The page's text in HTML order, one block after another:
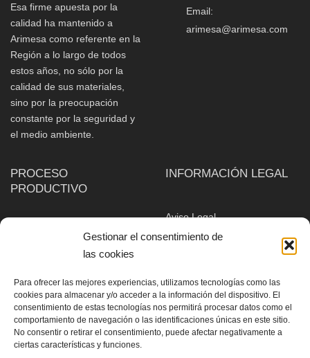
Gestionar el consentimiento de
las cookies
Para ofrecer las mejores experiencias, utilizamos tecnologías como las
cookies para almacenar y/o acceder a la información del dispositivo. El
consentimiento de estas tecnologías nos permitirá procesar datos como el
comportamiento de navegación o las identificaciones únicas en este sitio.
No consentir o retirar el consentimiento, puede afectar negativamente a
ciertas características y funciones.
Esa firme apuesta por la
calidad ha mantenido a
Arimesa como referente en la
Región a lo largo de todos
estos años, no sólo por la
calidad de sus materiales,
sino por la preocupación
constante por la seguridad y
el medio ambiente.
Email:
arimesa@arimesa.com
PROCESO
PRODUCTIVO
PROCESO PRODUCTIVO
CARGA
TRANSPORTE
TRITURACIÓN –
CLASIFICACIÓN
INFORMACIÓN LEGAL
Aviso Legal
Política de cookies